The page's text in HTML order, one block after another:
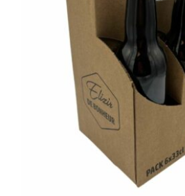
AJOUTER AU
DÉTAILS